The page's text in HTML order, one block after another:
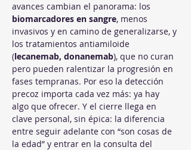
avances cambian el panorama: los
biomarcadores en sangre, menos
invasivos y en camino de generalizarse, y
los tratamientos antiamiloide
(lecanemab, donanemab), que no curan
pero pueden ralentizar la progresión en
fases tempranas. Por eso la detección
precoz importa cada vez más: ya hay
algo que ofrecer. Y el cierre llega en
clave personal, sin épica: la diferencia
entre seguir adelante con “son cosas de
la edad” y entrar en la consulta del